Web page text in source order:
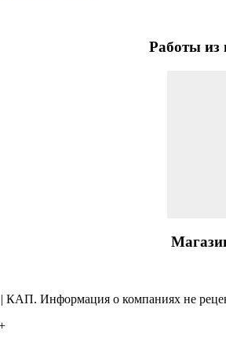
Работы из
Информация о компаниях не